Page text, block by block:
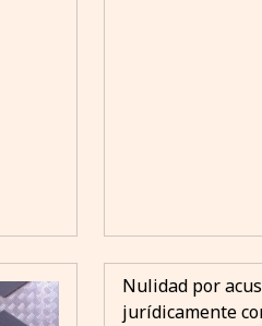
Nulidad por
jurídicamente